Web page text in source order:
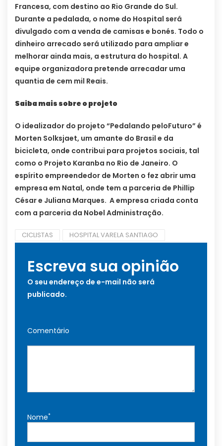
Francesa, com destino ao Rio Grande do Sul.
Durante a pedalada, o nome do Hospital será
divulgado com a venda de camisas e bonés. Todo o
dinheiro arrecado será utilizado para ampliar e
melhorar ainda mais, a estrutura do hospital. A
equipe organizadora pretende arrecadar uma
quantia de cem mil Reais.
Saiba mais sobre o projeto
O idealizador do projeto “Pedalando peloFuturo” é
Morten Solksjaet, um amante do Brasil e da
bicicleta, onde contribui para projetos sociais, tal
como o Projeto Karanba no Rio de Janeiro. O
espírito empreendedor de Morten o fez abrir uma
empresa em Natal, onde tem a parceria de Phillip
César e Juliana Marques. A empresa criada conta
com a parceria da Nobel Administração.
CICLISTAS HOSPITAL VARELA SANTIAGO
Escreva sua opinião
O seu endereço de e-mail não será
publicado.
Comentário
Nome*